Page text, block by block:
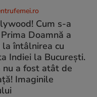
Cum s-a
Doamnă a
la întâlnirea cu
Indiei la București.
nu a fost atât de
Imaginile